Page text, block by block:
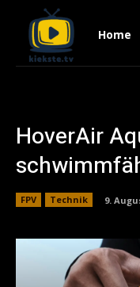
Home
HoverAir
FPV Technik 9.